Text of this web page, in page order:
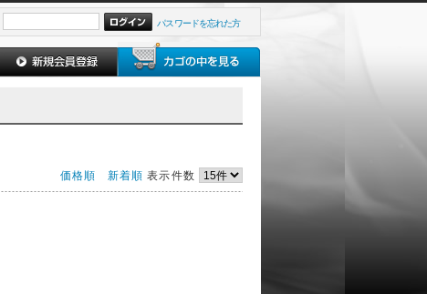
パスワードを忘れた方
価格順 新着順 表示件数